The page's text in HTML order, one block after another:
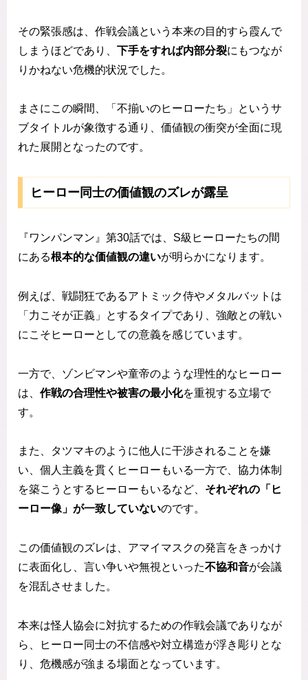
その緊張感は、作戦会議という本来の目的すら霞んで
しまうほどであり、 下手をすれば内部分裂にもつなが
りかねない危機的状況でした。
まさにこの瞬間、「不揃いのヒーローたち」というサ
ブタイトルが象徴する通り、価値観の衝突が全面に現
れた展開となったのです。
ヒーロー同士の価値観のズレが露呈
『ワンパンマン』第30話では、S級ヒーローたちの間
にある根本的な価値観の違いが明らかになります。
例えば、戦闘狂であるアトミック侍やメタルバットは
「力こそが正義」とするタイプであり、強敵との戦い
にこそヒーローとしての意義を感じています。
一方で、ゾンビマンや童帝のような理性的なヒーロー
は、 作戦の合理性や被害の最小化を重視する立場で
す。
また、タツマキのように他人に干渉されることを嫌
い、個人主義を貫くヒーローもいる一方で、協力体制
を築こうとするヒーローもいるなど、 それぞれの「ヒ
ーロー像」が一致していないのです。
この価値観のズレは、アマイマスクの発言をきっかけ
に表面化し、言い争いや無視といった不協和音が会議
を混乱させました。
本来は怪人協会に対抗するための作戦会議でありなが
ら、ヒーロー同士の不信感や対立構造が浮き彫りとな
り、危機感が強まる場面となっています。